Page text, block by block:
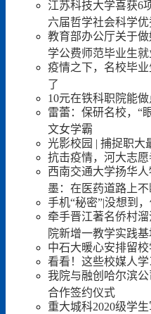
江苏科技大学喜获6
六届哲学社会科学
教育部办公厅关于
学公费师范毕业生
疫情之下，名校毕
了
10元在铁科职院能做
雷蕾：保研名校，“
文女学霸
光影校园 | 捕捉职大
抗击疫情，河大志愿
西南交通大学扬华
墨：在医药道路上
手机“秘密”|没想到
牵手晋江著名侨村
院新增一教学实践
中石大暖心安排留
看看！这些校媒人学
我院与融创哈尔滨
合作签约仪式
重大城科2020级学